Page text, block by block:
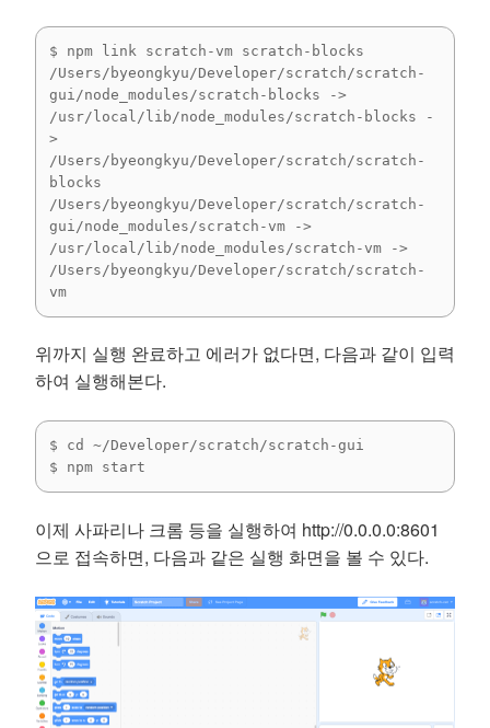
$ npm link scratch-vm scratch-blocks
/Users/byeongkyu/Developer/scratch/scratch-
gui/node_modules/scratch-blocks ->
/usr/local/lib/node_modules/scratch-blocks -
>
/Users/byeongkyu/Developer/scratch/scratch-
blocks
/Users/byeongkyu/Developer/scratch/scratch-
gui/node_modules/scratch-vm ->
/usr/local/lib/node_modules/scratch-vm ->
/Users/byeongkyu/Developer/scratch/scratch-
vm
위까지 실행 완료하고 에러가 없다면, 다음과 같이 입력
하여 실행해본다.
$ cd ~/Developer/scratch/scratch-gui
$ npm start
이제 사파리나 크롬 등을 실행하여 http://0.0.0.0:8601
으로 접속하면, 다음과 같은 실행 화면을 볼 수 있다.